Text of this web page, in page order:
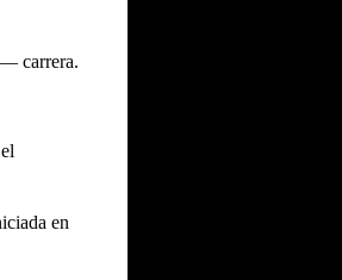
carrera.
en